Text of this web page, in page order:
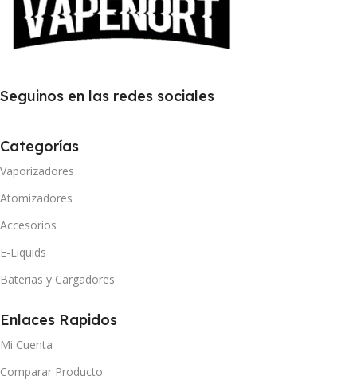
Seguinos en las redes sociales
Categorías
Vaporizadores
Atomizadores
Accesorios
E-Liquids
Baterias y Cargadores
Enlaces Rapidos
Mi Cuenta
Comparar Producto